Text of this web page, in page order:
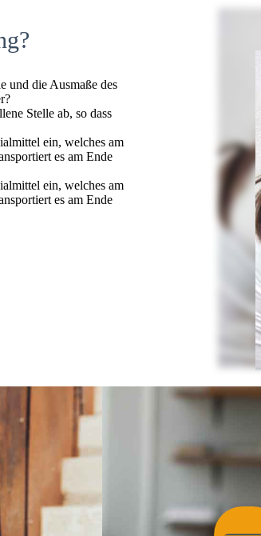
und die Ausmaße des
Stelle ab, so dass
ein, welches am
es am Ende
ein, welches am
es am Ende